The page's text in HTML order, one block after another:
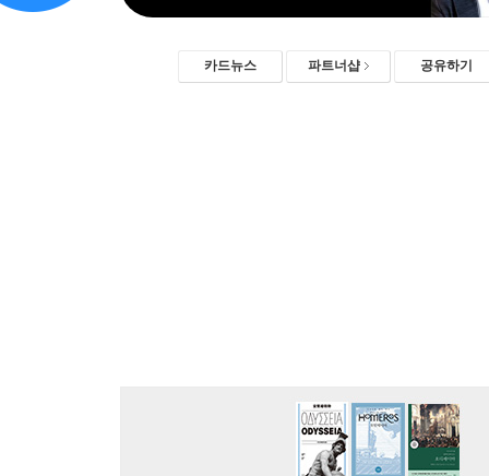
카드뉴스 파트너샵 공유하기